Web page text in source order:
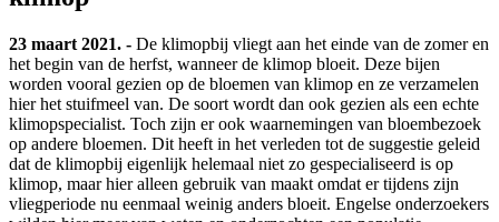
23 maart 2021. - De klimopbij vliegt aan het einde van de zomer en
het begin van de herfst, wanneer de klimop bloeit. Deze bijen
worden vooral gezien op de bloemen van klimop en ze verzamelen
hier het stuifmeel van. De soort wordt dan ook gezien als een echte
klimopspecialist. Toch zijn er ook waarnemingen van bloembezoek
op andere bloemen. Dit heeft in het verleden tot de suggestie geleid
dat de klimopbij eigenlijk helemaal niet zo gespecialiseerd is op
klimop, maar hier alleen gebruik van maakt omdat er tijdens zijn
vliegperiode nu eenmaal weinig anders bloeit. Engelse onderzoekers